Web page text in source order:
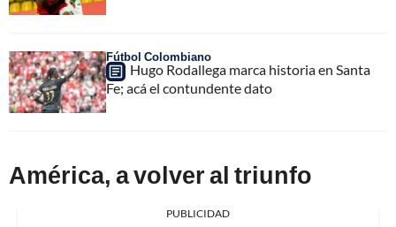
Fútbol Colombiano
Hugo Rodallega marca historia en Santa
Fe; acá el contundente dato
América, a volver al triunfo
PUBLICIDAD